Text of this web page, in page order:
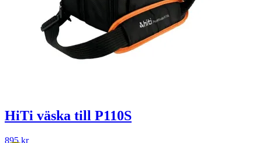
HiTi väska till P110S
895kr